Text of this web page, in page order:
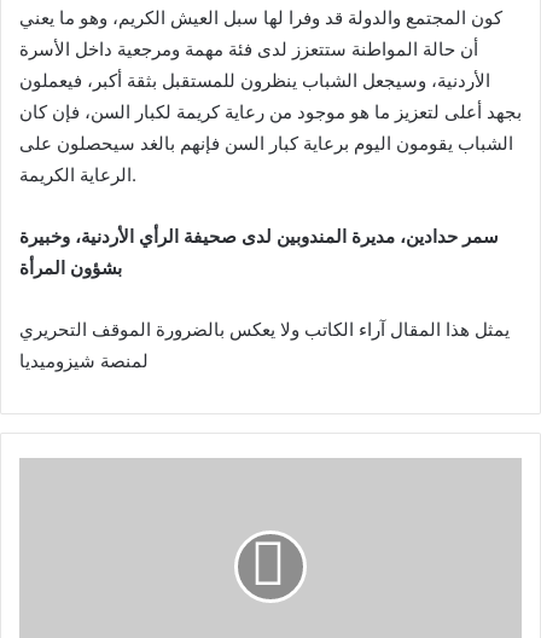
كون المجتمع والدولة قد وفرا لها سبل العيش الكريم، وهو ما يعني
أن حالة المواطنة ستتعزز لدى فئة مهمة ومرجعية داخل الأسرة
الأردنية، وسيجعل الشباب ينظرون للمستقبل بثقة أكبر، فيعملون
بجهد أعلى لتعزيز ما هو موجود من رعاية كريمة لكبار السن، فإن كان
الشباب يقومون اليوم برعاية كبار السن فإنهم بالغد سيحصلون على
الرعاية الكريمة.
سمر حدادين، مديرة المندوبين لدى صحيفة الرأي الأردنية، وخبيرة
بشؤون المرأة
يمثل هذا المقال آراء الكاتب ولا يعكس بالضرورة الموقف التحريري
لمنصة شيزوميديا